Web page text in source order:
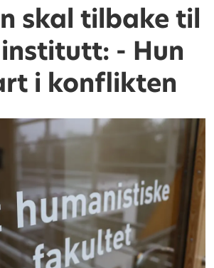
skal tilbake til
- Hun
i konflikten